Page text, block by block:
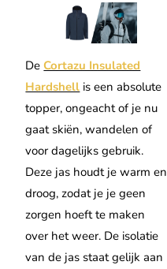
DeCortazu Insulated
Hardshell is een absolute
topper, ongeacht of je nu
gaat skiën, wandelen of
voor dagelijks gebruik.
Deze jas houdt je warm en
droog, zodat je je geen
zorgen hoeft te maken
over het weer. De isolatie
van de jas staat gelijk aan